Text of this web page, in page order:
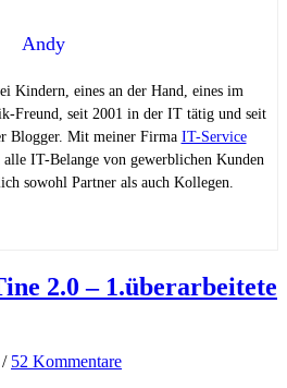
Andy
Kindern, eines an der Hand, eines im
Freund, seit 2001 in der IT tätig und seit
Blogger. Mit meiner Firma IT-Service
IT-Belange von gewerblichen Kunden
sowohl Partner als auch Kollegen.
2.0 – 1.überarbeitete
/ 52 Kommentare